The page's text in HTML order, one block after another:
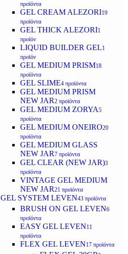
προϊόντα
GEL CREAM ALEZORI19
προϊόντα
GEL THICK ALEZORI1
προϊόν
LIQUID BUILDER GEL1
προϊόν
GEL MEDIUM PRISM18
προϊόντα
GEL SLIME4 προϊόντα
GEL MEDIUM PRISM
NEW JAR2 προϊόντα
GEL MEDIUM ZORYA5
προϊόντα
GEL MEDIUM ONEIRO20
προϊόντα
GEL MEDIUM GLASS
NEW JAR7 προϊόντα
GEL CLEAR (NEW JAR)3
προϊόντα
VINTAGE GEL MEDIUM
NEW JAR21 προϊόντα
GEL SYSTEM LEVEN43 προϊόντα
BRUSH ON GEL LEVEN6
προϊόντα
EASY GEL LEVEN11
προϊόντα
FLEX GEL LEVEN17 προϊόντα